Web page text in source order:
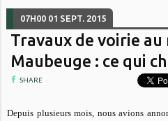
07H00 01 SEPT. 2015
Travaux de voirie
Maubeuge : ce qui
SHARE
Depuis plusieurs mois, nous avions